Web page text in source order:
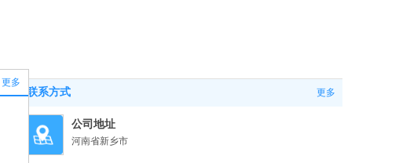
联系方式 更多
公司地址
河南省新乡市
更多